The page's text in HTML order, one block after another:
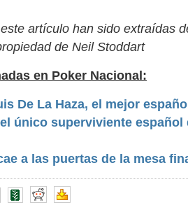
artículo han sido extraídas
de Neil Stoddart
en Poker Nacional:
De La Haza, el mejor
único superviviente español
a las puertas de la mesa